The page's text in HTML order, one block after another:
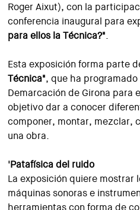
Roger Aixut), con la
conferencia inaugural para
para ellos la Técnica?".
Esta exposición forma parte
Técnica", que ha
Demarcación de Girona para
objetivo dar a conocer
componer, montar, mezclar,
una obra.
'Patafísica del ruido
La exposición quiere mostrar
máquinas sonoras e
herramientas con forma de